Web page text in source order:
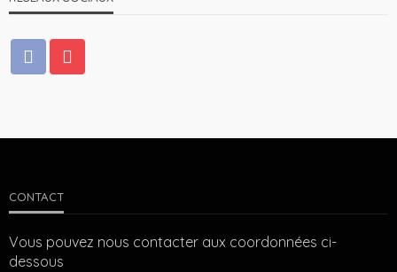
CONTACT
Vous pouvez nous contacter aux coordonnées ci-
dessous